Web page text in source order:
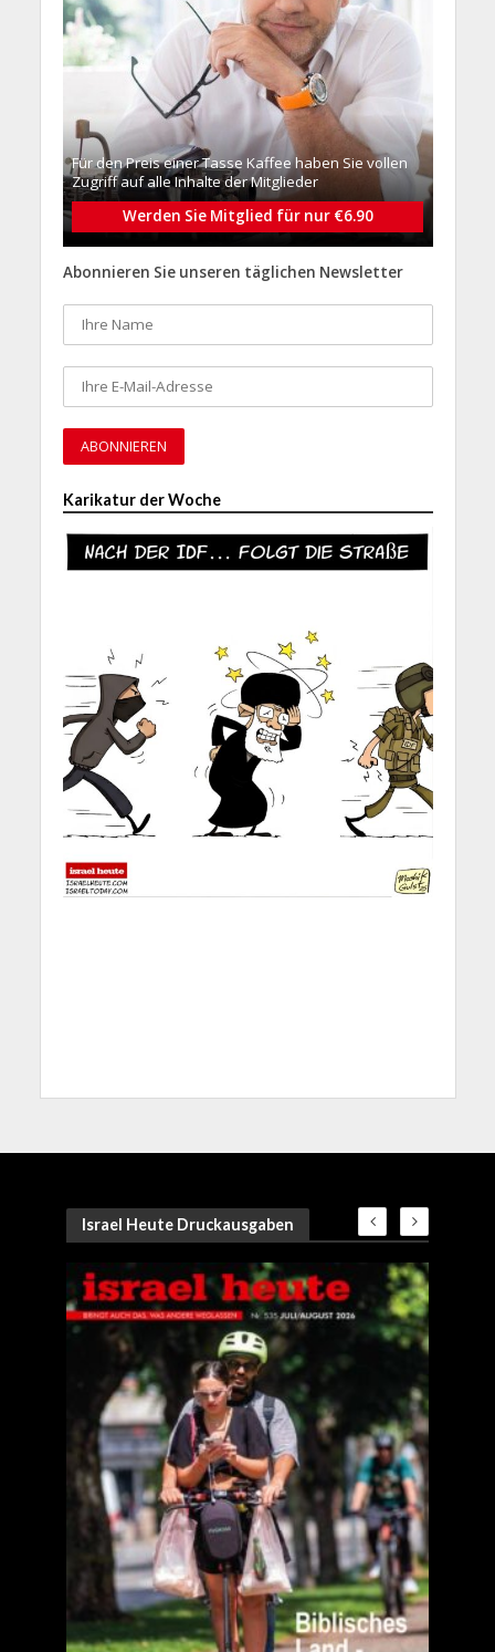
Für den Preis einer Tasse Kaffee haben Sie vollen
Zugriff auf alle Inhalte der Mitglieder
Werden Sie Mitglied für nur €6.90
Abonnieren Sie unseren täglichen Newsletter
Karikatur der Woche
Israel Heute Druckausgaben